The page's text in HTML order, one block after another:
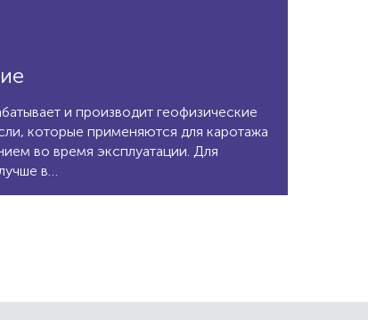
и производит геофизические
которые применяются для каротажа
во время эксплуатации. Для
в…